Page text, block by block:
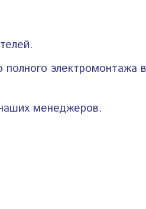
электромонтажа
менеджеров.